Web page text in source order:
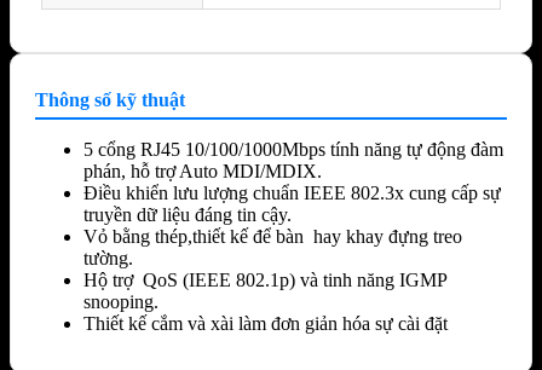
Thông số kỹ thuật
5 cổng RJ45 10/100/1000Mbps tính năng tự động đàm
phán, hỗ trợ Auto MDI/MDIX.
Điều khiển lưu lượng chuẩn IEEE 802.3x cung cấp sự
truyền dữ liệu đáng tin cậy.
Vỏ bằng thép,thiết kế để bàn hay khay đựng treo
tường.
Hộ trợ QoS (IEEE 802.1p) và tinh năng IGMP
snooping.
Thiết kế cắm và xài làm đơn giản hóa sự cài đặt